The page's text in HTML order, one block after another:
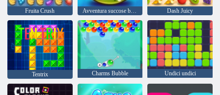
Fruita Crush Avventura succose bacche Dash Juicy
Tentrix Charms Bubble Undici undici